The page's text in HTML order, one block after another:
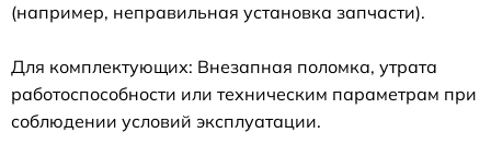
(например, неправильная установка запчасти).
Для комплектующих: Внезапная поломка, утрата
работоспособности или техническим параметрам при
соблюдении условий эксплуатации.